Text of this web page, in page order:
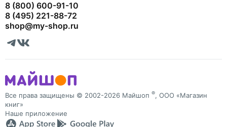
8 (800) 600-91-10
8 (495) 221-88-72
shop@my-shop.ru
Все права защищены © 2002-2026 Майшоп ®, ООО «Магазин
книг»
Наше приложение